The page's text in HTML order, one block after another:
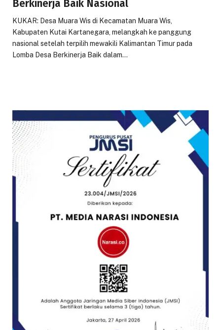
Berkinerja Baik Nasional
KUKAR: Desa Muara Wis di Kecamatan Muara Wis,
Kabupaten Kutai Kartanegara, melangkah ke panggung
nasional setelah terpilih mewakili Kalimantan Timur pada
Lomba Desa Berkinerja Baik dalam…